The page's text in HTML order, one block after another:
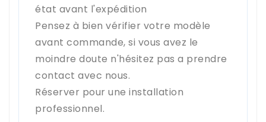
état avant l'expédition
Pensez à bien vérifier votre modèle
avant commande, si vous avez le
moindre doute n'hésitez pas a prendre
contact avec nous.
Réserver pour une installation
professionnel.